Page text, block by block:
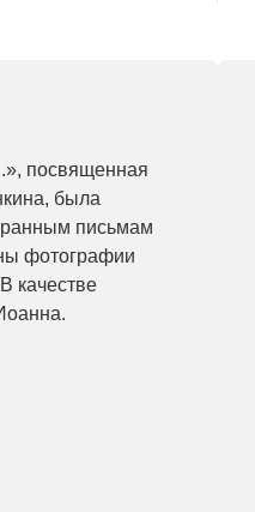
посвященная
была
письмам
фотографии
качестве